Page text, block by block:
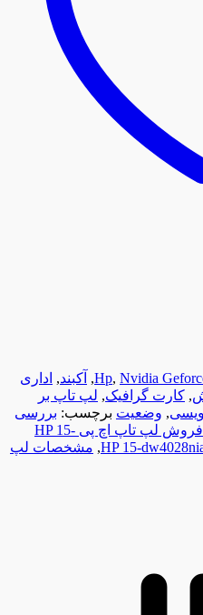
Hp, Nvidia
, آکبند, اداری
, کارت گرافیک, لپ تاپ بر
, وضعیت برچسب: بررسی
فروش لپ تاپ اچ پی HP 15-
, مشخصات لپ